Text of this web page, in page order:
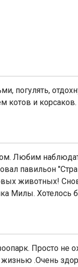
погулять,
и корсаков.
Любим
павильон
животных!
Милы.
Просто не
.Очень